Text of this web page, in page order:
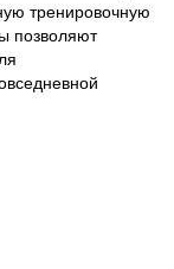
тренировочную
позволяют